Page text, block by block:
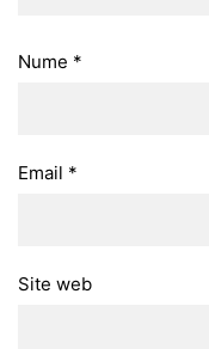
Nume *
Email *
Site web